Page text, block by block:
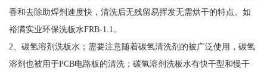
香和去除助焊剂速度快，清洗后无残留易挥发无需烘干的特点。如
裕满实业环保洗板水FRB-1.1。
2、碳氢溶剂洗板水；需要注意随着碳氢清洗剂的被广泛使用，碳氢
溶剂也被用于PCB电路板的清洗；碳氢溶剂洗板水有快干型和慢干